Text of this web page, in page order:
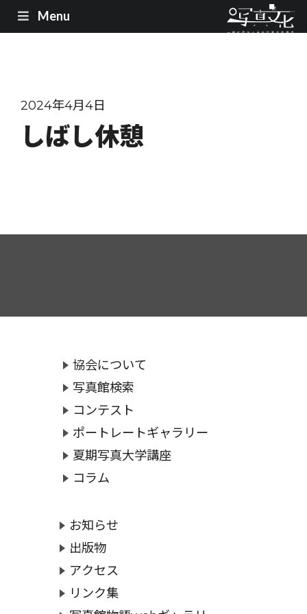
Menu
2024年4月4日
しばし休憩
協会について
写真館検索
コンテスト
ポートレートギャラリー
夏期写真大学講座
コラム
お知らせ
出版物
アクセス
リンク集